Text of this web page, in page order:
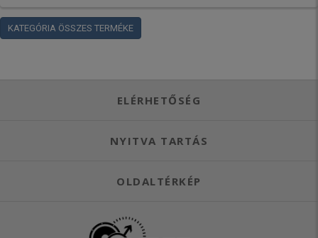
KATEGÓRIA ÖSSZES TERMÉKE
ELÉRHETŐSÉG
NYITVA TARTÁS
OLDALTÉRKÉP